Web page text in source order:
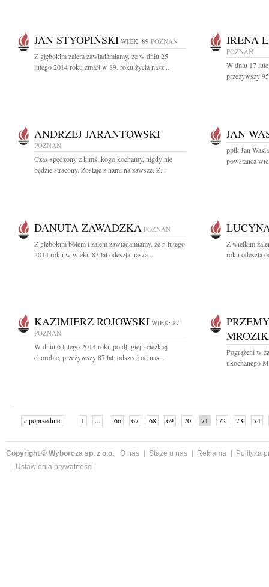
JAN STYOPIŃSKI WIEK: 89 POZNAŃ
Z głębokim żalem zawiadamiamy, że w dniu 25
lutego 2014 roku zmarł w 89. roku życia nasz...
IRENA
POZNAŃ
W dniu 17
przeżywszy
ANDRZEJ JARANTOWSKI
POZNAŃ
Czas spędzony z kimś, kogo kochamy, nigdy nie
będzie stracony. Zostaje z nami na zawsze. Z...
JAN
ppłk Jan
powstańca
DANUTA ZAWADZKA POZNAŃ
Z głębokim bólem i żalem zawiadamiamy, że 5 lutego
2014 roku w wieku 83 lat odeszła nasza...
Z wielkim
roku odeszła
KAZIMIERZ ROJOWSKI WIEK: 87
POZNAŃ
W dniu 6 lutego 2014 roku po długiej i ciężkiej
chorobie, przeżywszy 87 lat, odszedł od nas...
Pogrążeni w
ukochanego
« poprzednie 1 ... 66 67 68 69 70 71 72 73
74
Copyright © Wyborcza sp. z o.o. O nas Staże u nas Reklama
Polityka
Ustawienia prywatności